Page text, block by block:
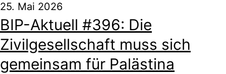
25. Mai 2026
BIP-Aktuell #396: Die
Zivilgesellschaft muss sich
gemeinsam für Palästina